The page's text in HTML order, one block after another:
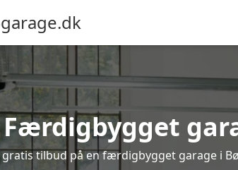
Færdigbygget
gratis tilbud på en færdigbygget garage i